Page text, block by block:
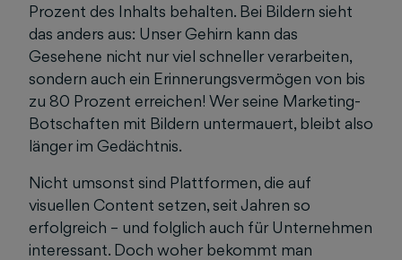
Prozent des Inhalts behalten. Bei Bildern sieht
das anders aus: Unser Gehirn kann das
Gesehene nicht nur viel schneller verarbeiten,
sondern auch ein Erinnerungsvermögen von bis
zu 80 Prozent erreichen! Wer seine Marketing-
Botschaften mit Bildern untermauert, bleibt also
länger im Gedächtnis.
Nicht umsonst sind Plattformen, die auf
visuellen Content setzen, seit Jahren so
erfolgreich – und folglich auch für Unternehmen
interessant. Doch woher bekommt man